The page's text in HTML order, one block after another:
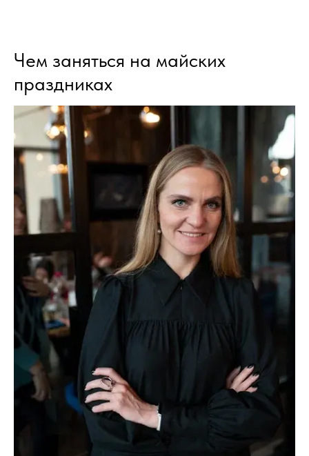
Чем заняться на майских
праздниках